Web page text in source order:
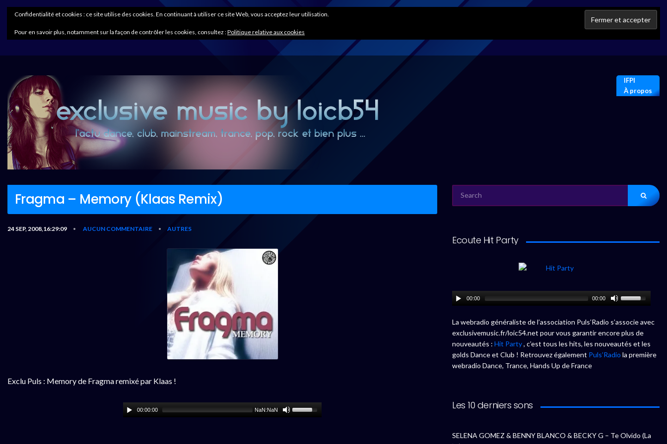
IFPI
À propos
Fragma – Memory (Klaas Remix)
24 SEP, 2008,16:29:09 • AUCUN COMMENTAIRE • AUTRES
Exclu Puls : Memory de Fragma remixé par Klaas !
00:00:00 NaN:NaN
FOR:
Ecoute Hit Party
00:00 00:00
La webradio généraliste de l’association Puls’Radio s’associe avec
exclusivemusic.fr/loic54.net pour vous garantir encore plus de
nouveautés : Hit Party, c’est tous les hits, les nouveautés et les
golds Dance et Club ! Retrouvez également Puls’Radio la première
webradio Dance, Trance, Hands Up de France
Les 10 derniers sons
SELENA GOMEZ & BENNY BLANCO & BECKY G – Te Olvido (La
Confidentialité et cookies : ce site utilise des cookies. En continuant à utiliser ce site Web, vous acceptez leur utilisation.
Pour en savoir plus, notamment sur la façon de contrôler les cookies, consultez :Politique relative aux cookies